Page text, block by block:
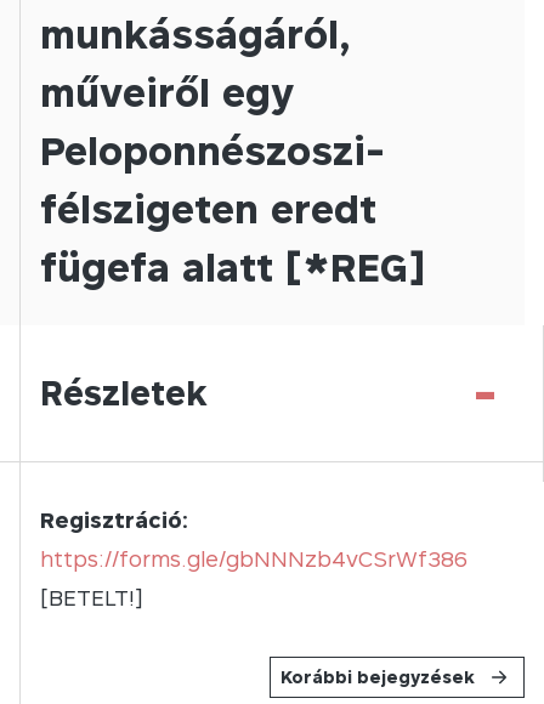
munkásságáról,
műveiről egy
Peloponnészoszi-
félszigeten eredt
fügefa alatt [*REG]
Részletek -
Regisztráció:
https://forms.gle/gbNNNzb4vCSrWf386
[BETELT!]
Korábbi bejegyzések